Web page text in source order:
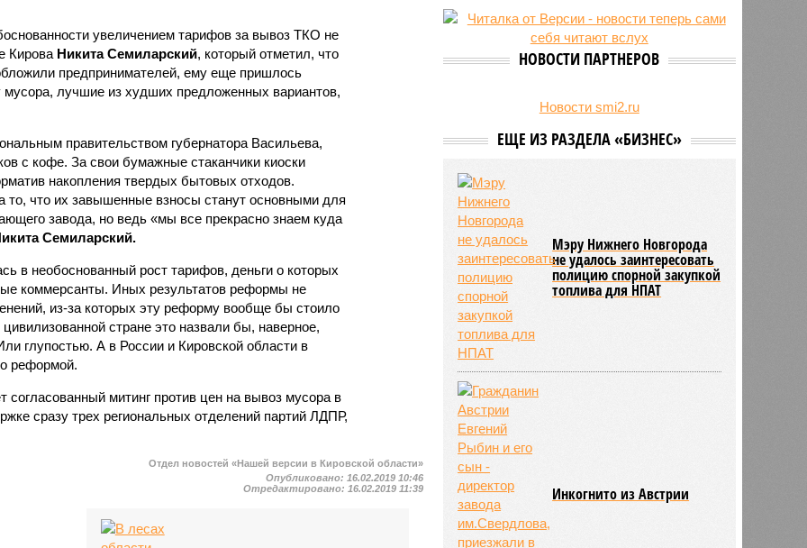
увеличением тарифов за вывоз ТКО не
Кирова Никита Семиларский, который отметил, что
предпринимателей, ему еще пришлось
мусора, лучшие из худших предложенных вариантов,
правительством губернатора Васильева,
с кофе. За свои бумажные стаканчики киоски
накопления твердых бытовых отходов.
то, что их завышенные взносы станут основными для
завода, но ведь «мы все прекрасно знаем куда
Семиларский.
в необоснованный рост тарифов, деньги о которых
коммерсанты. Иных результатов реформы не
из-за которых эту реформу вообще бы стоило
стране это назвали бы, наверное,
глупостью. А в России и Кировской области в
реформой.
согласованный митинг против цен на вывоз мусора в
сразу трех региональных отделений партий ЛДПР,
Отдел новостей «Нашей версии в Кировской области»
Опубликовано: 16.02.2019 10:46
Отредактировано: 16.02.2019 11:39
Режим работы местных детских
садов собираются продлить
бабушкам
НОВОСТИ ПАРТНЕРОВ
Новости smi2.ru
ЕЩЕ ИЗ РАЗДЕЛА «БИЗНЕС»
Мэру Нижнего Новгорода
не удалось заинтересовать
полицию спорной закупкой
топлива для НПАТ
Инкогнито из Австрии